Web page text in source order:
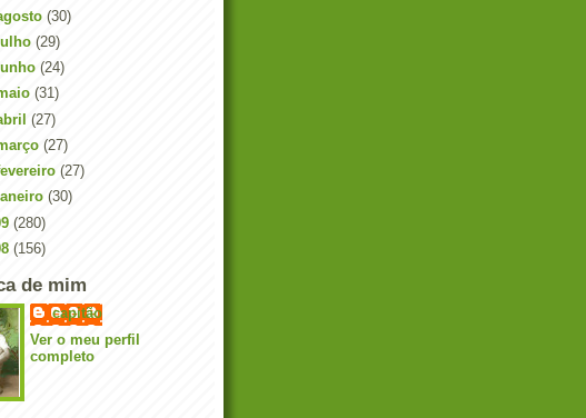
(30)
(29)
(24)
(31)
(27)
(27)
(27)
(30)
(280)
(156)
de mim
capitão
Ver o meu perfil
completo